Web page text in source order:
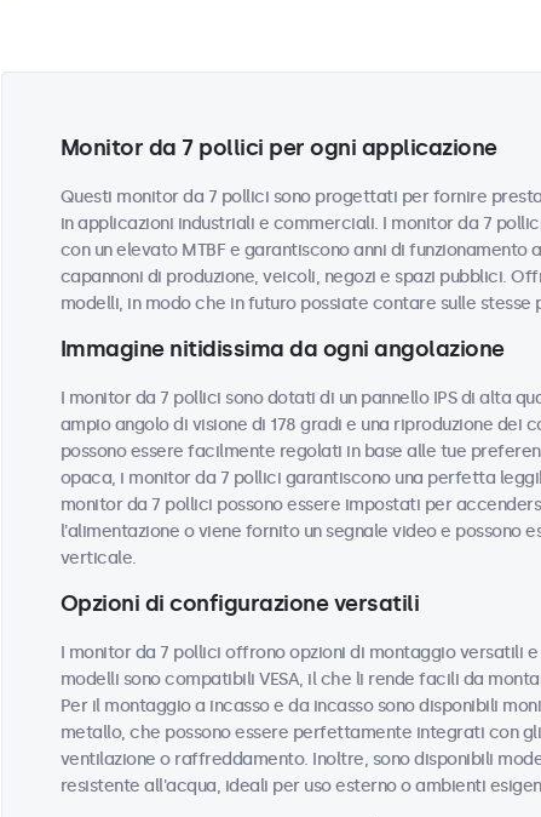
Monitor da 7 pollici per ogni applicazione
Questi monitor da 7 pollici sono progettati per fornire
in applicazioni industriali e commerciali. I monitor da 7
con un elevato MTBF e garantiscono anni di
capannoni di produzione, veicoli, negozi e spazi pubblici.
modelli, in modo che in futuro possiate contare sulle
Immagine nitidissima da ogni angolazione
I monitor da 7 pollici sono dotati di un pannello IPS di alta
ampio angolo di visione di 178 gradi e una riproduzione
possono essere facilmente regolati in base alle tue
opaca, i monitor da 7 pollici garantiscono una perfetta
monitor da 7 pollici possono essere impostati per
l'alimentazione o viene fornito un segnale video e possono
verticale.
Opzioni di configurazione versatili
I monitor da 7 pollici offrono opzioni di montaggio versatili
modelli sono compatibili VESA, il che li rende facili da
Per il montaggio a incasso e da incasso sono disponibili
metallo, che possono essere perfettamente integrati con
ventilazione o raffreddamento. Inoltre, sono disponibili
resistente all'acqua, ideali per uso esterno o ambienti